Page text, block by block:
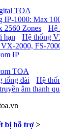
TOA
IP-1000: Max
2560 Zones
Hệ
hạn
Hệ thống
2000, FS-
IP
TOA
tổng đài
Hệ
âm thanh
bị hỗ trợ >